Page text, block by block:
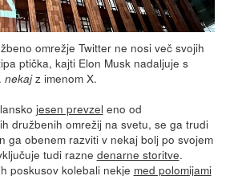
omrežje Twitter ne nosi več svojih
ptička, kajti Elon Musk nadaljuje s
nekajz imenom X.
jesen prevzel eno od
družbenih omrežij na svetu, se ga trudi
ga obenem razviti v nekaj bolj po svojem
tudi razne denarne storitve.
poskusov kolebali nekje med polomijami